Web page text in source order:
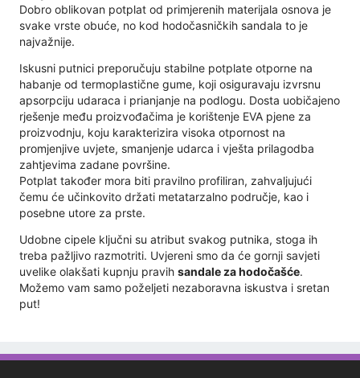
Dobro oblikovan potplat od primjerenih materijala osnova je
svake vrste obuće, no kod hodočasničkih sandala to je
najvažnije.
Iskusni putnici preporučuju stabilne potplate otporne na
habanje od termoplastične gume, koji osiguravaju izvrsnu
apsorpciju udaraca i prianjanje na podlogu. Dosta uobičajeno
rješenje među proizvođačima je korištenje EVA pjene za
proizvodnju, koju karakterizira visoka otpornost na
promjenjive uvjete, smanjenje udarca i vješta prilagodba
zahtjevima zadane površine.
Potplat također mora biti pravilno profiliran, zahvaljujući
čemu će učinkovito držati metatarzalno područje, kao i
posebne utore za prste.
Udobne cipele ključni su atribut svakog putnika, stoga ih
treba pažljivo razmotriti. Uvjereni smo da će gornji savjeti
uvelike olakšati kupnju pravih sandale za hodočašće.
Možemo vam samo poželjeti nezaboravna iskustva i sretan
put!